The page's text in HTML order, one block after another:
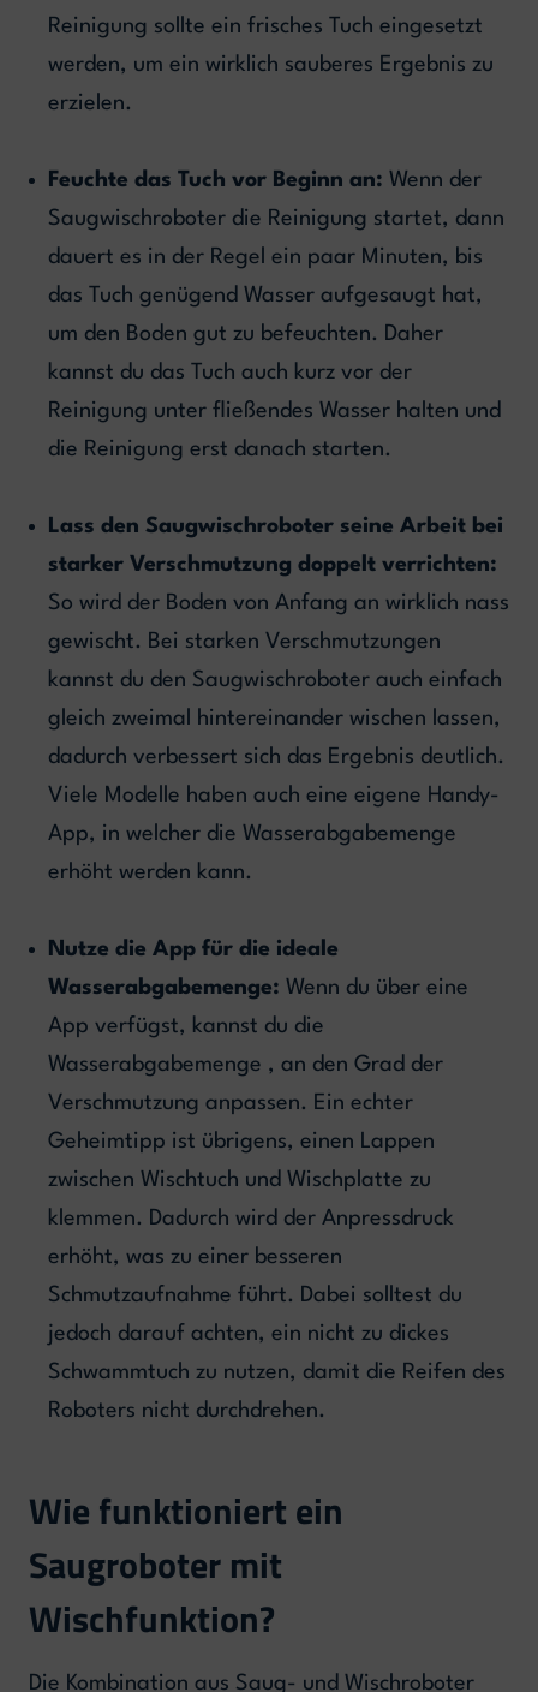
Reinigung sollte ein frisches Tuch eingesetzt
werden, um ein wirklich sauberes Ergebnis zu
erzielen.
Feuchte das Tuch vor Beginn an: Wenn der
Saugwischroboter die Reinigung startet, dann
dauert es in der Regel ein paar Minuten, bis
das Tuch genügend Wasser aufgesaugt hat,
um den Boden gut zu befeuchten. Daher
kannst du das Tuch auch kurz vor der
Reinigung unter fließendes Wasser halten und
die Reinigung erst danach starten.
Lass den Saugwischroboter seine Arbeit bei
starker Verschmutzung doppelt verrichten:
So wird der Boden von Anfang an wirklich nass
gewischt. Bei starken Verschmutzungen
kannst du den Saugwischroboter auch einfach
gleich zweimal hintereinander wischen lassen,
dadurch verbessert sich das Ergebnis deutlich.
Viele Modelle haben auch eine eigene Handy-
App, in welcher die Wasserabgabemenge
erhöht werden kann.
Nutze die App für die ideale
Wasserabgabemenge: Wenn du über eine
App verfügst, kannst du die
Wasserabgabemenge , an den Grad der
Verschmutzung anpassen. Ein echter
Geheimtipp ist übrigens, einen Lappen
zwischen Wischtuch und Wischplatte zu
klemmen. Dadurch wird der Anpressdruck
erhöht, was zu einer besseren
Schmutzaufnahme führt. Dabei solltest du
jedoch darauf achten, ein nicht zu dickes
Schwammtuch zu nutzen, damit die Reifen des
Roboters nicht durchdrehen.
Wie funktioniert ein
Saugroboter mit
Wischfunktion?
Die Kombination aus Saug- und Wischroboter